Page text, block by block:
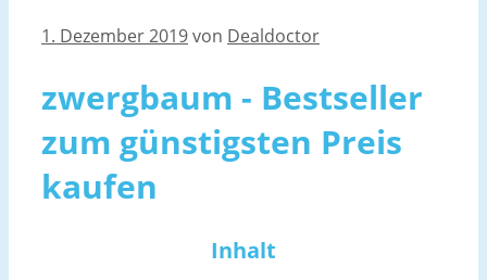
1. Dezember 2019von Dealdoctor
zwergbaum - Bestseller
zum günstigsten Preis
kaufen
Inhalt